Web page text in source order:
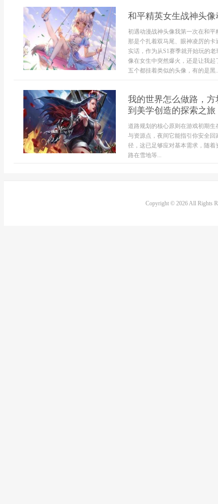
和平精英女生战神头
初遇动漫战神头像我第一次在和
那是个扎着双马尾、眼神凌厉的
实话，作为从S1赛季就开始玩的
像在女生中突然爆火，还是让我
五个都挂着类似的头像，有的是黑
我的世界怎么做路，
到美学创造的探索之旅
道路规划的核心原则在游戏初期
与资源点，夜间它能指引你安全
径，这已足够应对基本需求，随
路在雪地等...
Copyright © 2026 All Rights